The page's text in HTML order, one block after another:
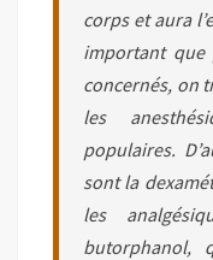
corps et aura
important que
concernés, on
les
populaires.
sont la
les
butorphanol,